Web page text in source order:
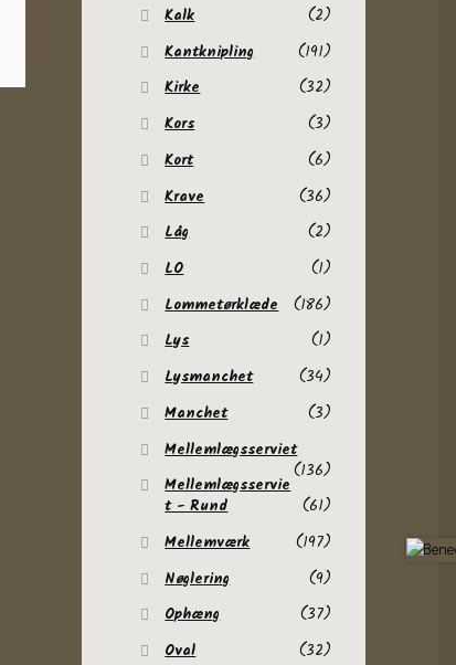
Kalk
(2)
Kantknipling
(191)
Kirke
(32)
Kors
(3)
Kort
(6)
Krave
(36)
Låg
(2)
LO
(1)
Lommetørklæde
(186)
Lys
(1)
Lysmanchet
(34)
Manchet
(3)
Mellemlægsserviet
(136)
Mellemlægsservie
t - Rund
(61)
Mellemværk
(197)
Nøglering
(9)
Ophæng
(37)
Oval
(32)